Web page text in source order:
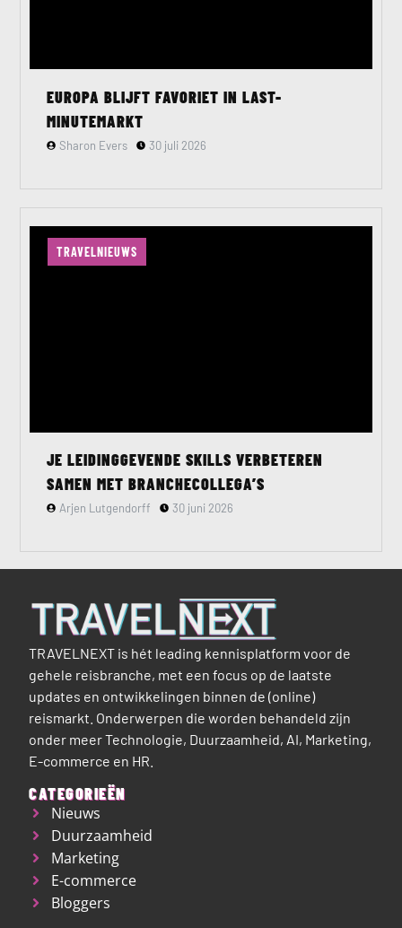
EUROPA BLIJFT FAVORIET IN LAST-
MINUTEMARKT
Sharon Evers 30 juli 2026
TRAVELNIEUWS
JE LEIDINGGEVENDE SKILLS VERBETEREN
SAMEN MET BRANCHECOLLEGA’S
Arjen Lutgendorff 30 juni 2026
TRAVELNEXT is hét leading kennisplatform voor de
gehele reisbranche, met een focus op de laatste
updates en ontwikkelingen binnen de (online)
reismarkt. Onderwerpen die worden behandeld zijn
onder meer Technologie, Duurzaamheid, AI, Marketing,
E-commerce en HR.
CATEGORIEËN
Nieuws
Duurzaamheid
Marketing
E-commerce
Bloggers